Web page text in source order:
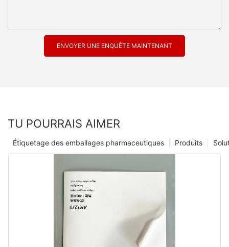
ENVOYER UNE ENQUÊTE MAINTENANT
TU POURRAIS AIMER
Produits
Étiquetage des emballages pharmaceutiques